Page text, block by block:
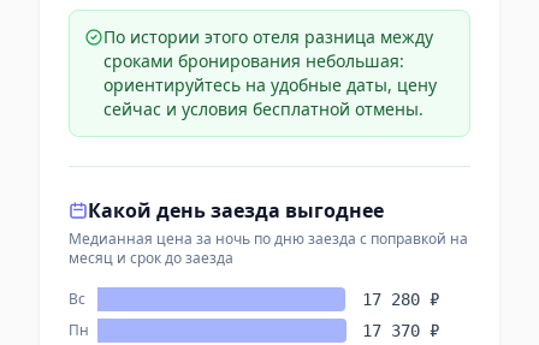
По истории этого отеля разница между
сроками бронирования небольшая:
ориентируйтесь на удобные даты, цену
сейчас и условия бесплатной отмены.
Какой день заезда выгоднее
Медианная цена за ночь по дню заезда с поправкой на
месяц и срок до заезда
Вс
17 280 ₽
Пн 17 370 ₽